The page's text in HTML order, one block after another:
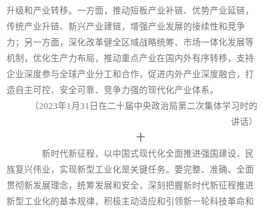
升级和产业转移。一方面，推动短板产业补链、优势产业延链，
传统产业升链、新兴产业建链，增强产业发展的接续性和竞争
力；另一方面，深化改革健全区域战略统筹、市场一体化发展等
机制，优化生产力布局，推动重点产业在国内外有序转移，支持
企业深度参与全球产业分工和合作，促进内外产业深度融合，打
造自主可控、安全可靠、竞争力强的现代化产业体系。
（2023年1月31日在二十届中央政治局第二次集体学习时的
讲话）
十
新时代新征程，以中国式现代化全面推进强国建设、民
族复兴伟业，实现新型工业化是关键任务。要完整、准确、全面
贯彻新发展理念，统筹发展和安全，深刻把握新时代新征程推进
新型工业化的基本规律，积极主动适应和引领新一轮科技革命和